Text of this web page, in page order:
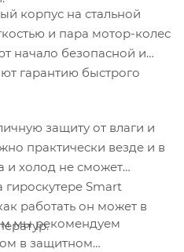
корпус на стальной
и пара мотор-колес
начало безопасной и
гарантию быстрого
защиту от влаги и
практически везде и в
и холод не сможет
Smart
работать он может в
мы рекомендуем
в защитном